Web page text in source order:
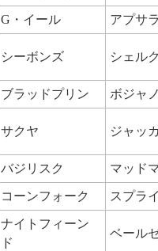
G・イール アプサ
シーボンズ シェル
ブラッドプリン ボジャ
サクヤ ジャッ
バジリスク マッド
コーンフォーク スプラ
ナイトフィーン
ド
ベール